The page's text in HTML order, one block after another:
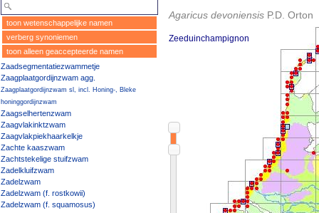
toon wetenschappelijke namen
verberg synoniemen
toon alleen geaccepteerde namen
Zaadsegmentatiezwammetje
Zaagplaatgordijnzwam agg.
Zaagplaatgordijnzwam sl, incl. Honing-, Bleke
honinggordijnzwam
Zaagselhertenzwam
Zaagvlakinktzwam
Zaagvlakpiekhaarkelkje
Zachte kaaszwam
Zachtstekelige stuifzwam
Zadelkluifzwam
Zadelzwam
Zadelzwam (f. rostkowii)
Zadelzwam (f. squamosus)
Agaricus devoniensis P.D. Orton
Zeeduinchampignon